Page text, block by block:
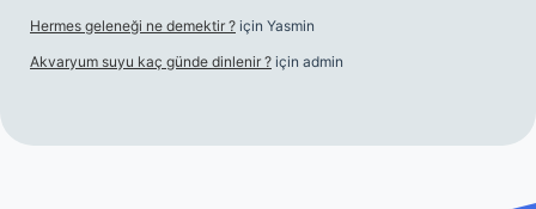
Hermes geleneği ne demektir ? için Yasmin
Akvaryum suyu kaç günde dinlenir ? için admin